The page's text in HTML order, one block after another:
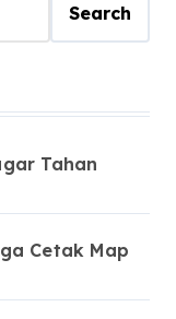
Search
Tahan
Cetak Map